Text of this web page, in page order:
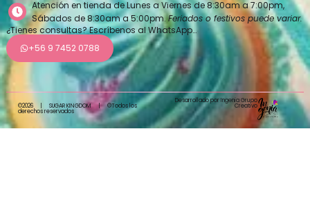
Atención en tienda de Lunes a Viernes de 8:30am a 7:00pm,
Sábados de 8:30am a 5:00pm.Feriados o festivos puede variar.
¿Tienes consultas? Escríbenos al WhatsApp…
+56 9 7452 0788
©2026 SUGAR KINGDOM | ©Todos los
derechos reservados
Desarrollado por Ingenia Grupo
Creativo